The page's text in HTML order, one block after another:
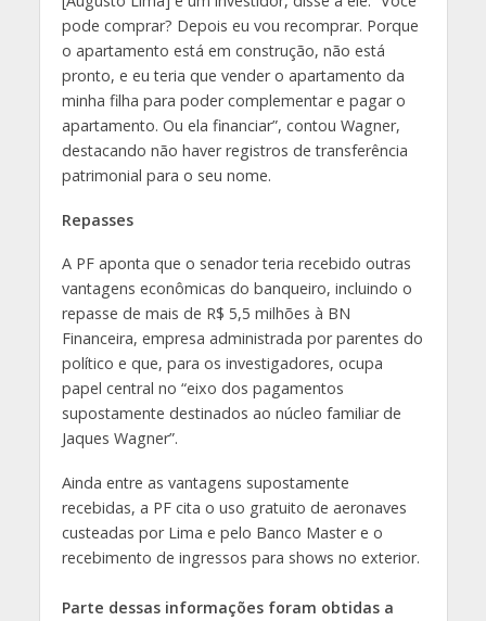
pode comprar? Depois eu vou recomprar. Porque
o apartamento está em construção, não está
pronto, e eu teria que vender o apartamento da
minha filha para poder complementar e pagar o
apartamento. Ou ela financiar”, contou Wagner,
destacando não haver registros de transferência
patrimonial para o seu nome.
Repasses
A PF aponta que o senador teria recebido outras
vantagens econômicas do banqueiro, incluindo o
repasse de mais de R$ 5,5 milhões à BN
Financeira, empresa administrada por parentes do
político e que, para os investigadores, ocupa
papel central no “eixo dos pagamentos
supostamente destinados ao núcleo familiar de
Jaques Wagner”.
Ainda entre as vantagens supostamente
recebidas, a PF cita o uso gratuito de aeronaves
custeadas por Lima e pelo Banco Master e o
recebimento de ingressos para shows no exterior.
Parte dessas informações foram obtidas a